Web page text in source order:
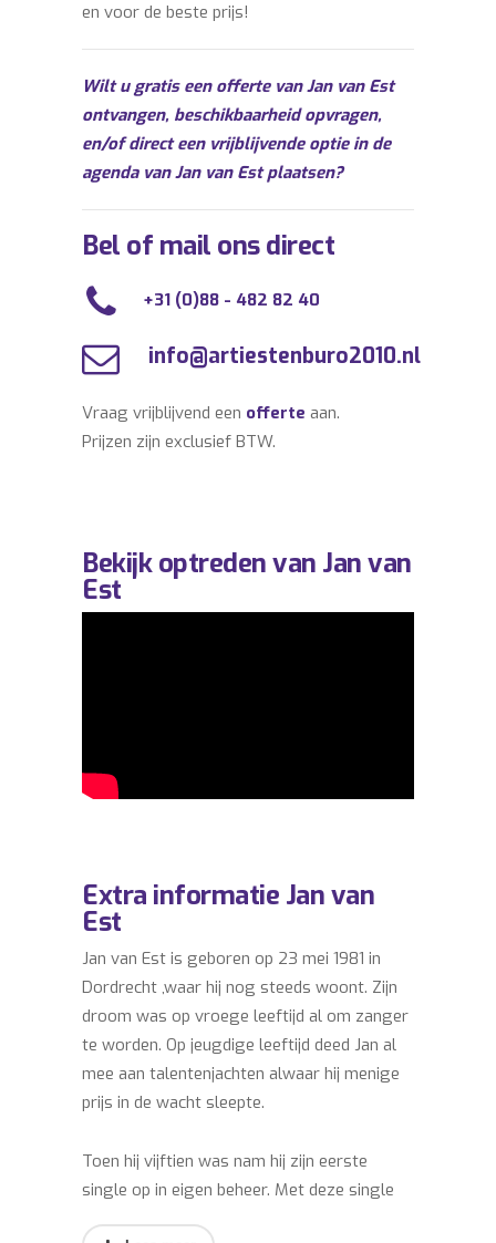
en voor de beste prijs!
Wilt u gratis een offerte van Jan van Est
ontvangen, beschikbaarheid opvragen,
en/of direct een vrijblijvende optie in de
agenda van Jan van Est plaatsen?
Bel of mail ons direct
+31 (0)88 - 482 82 40
info@artiestenburo2010.nl
Vraag vrijblijvend een offerte aan.
Prijzen zijn exclusief BTW.
Bekijk optreden van Jan van
Est
Extra informatie Jan van
Est
Jan van Est is geboren op 23 mei 1981 in
Dordrecht ,waar hij nog steeds woont. Zijn
droom was op vroege leeftijd al om zanger
te worden. Op jeugdige leeftijd deed Jan al
mee aan talentenjachten alwaar hij menige
prijs in de wacht sleepte.
Toen hij vijftien was nam hij zijn eerste
single op in eigen beheer. Met deze single